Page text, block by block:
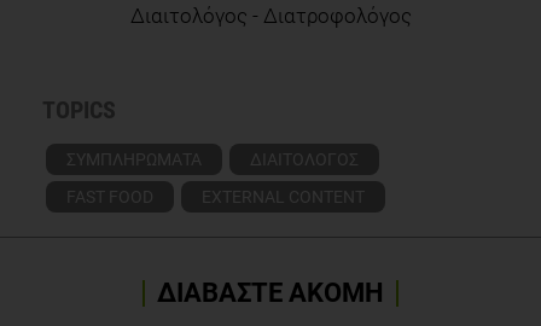
Διαιτολόγος - Διατροφολόγος
TOPICS
ΣΥΜΠΛΗΡΩΜΑΤΑ
ΔΙΑΙΤΟΛΟΓΟΣ
FAST FOOD
EXTERNAL CONTENT
ΔΙΑΒΑΣΤΕ ΑΚΟΜΗ